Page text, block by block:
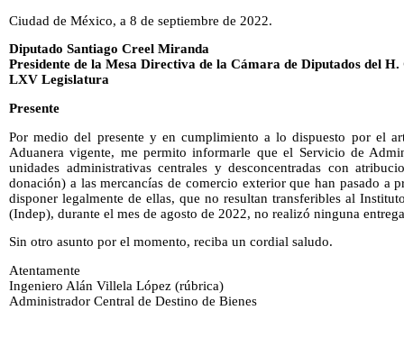
Ciudad de México, a 8 de septiembre de 2022.
Diputado Santiago Creel Miranda
Presidente de la Mesa Directiva de la Cámara de Diputados del H.
LXV Legislatura
Presente
Por medio del presente y en cumplimiento a lo dispuesto por el
Aduanera vigente, me permito informarle que el Servicio de
unidades administrativas centrales y desconcentradas con
donación) a las mercancías de comercio exterior que han pasado a
disponer legalmente de ellas, que no resultan transferibles al
(Indep), durante el mes de agosto de 2022, no realizó ninguna
Sin otro asunto por el momento, reciba un cordial saludo.
Atentamente
Ingeniero Alán Villela López (rúbrica)
Administrador Central de Destino de Bienes